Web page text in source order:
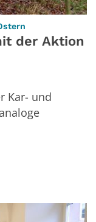
der Aktion
Kar- und